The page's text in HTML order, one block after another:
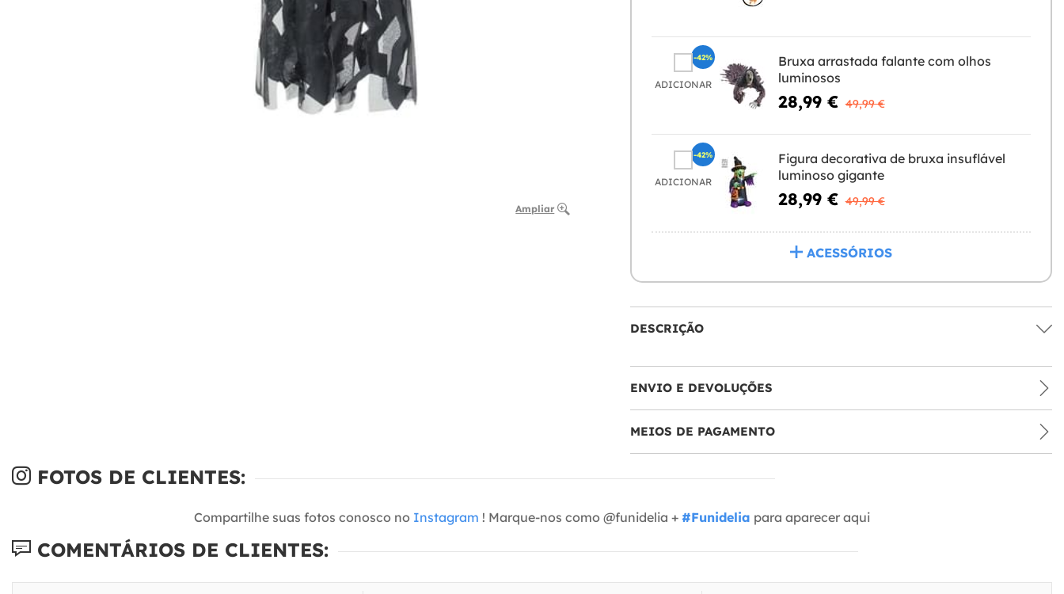
Ampliar
ADICIONAR
Bruxa arrastada falante com olhos
luminosos
28,99 € 49,99 €
-42%
ADICIONAR
Figura decorativa de bruxa insuflável
luminoso gigante
28,99 € 49,99 €
-42%
ACESSÓRIOS
DESCRIÇÃO
ENVIO E DEVOLUÇÕES
MEIOS DE PAGAMENTO
FOTOS DE CLIENTES:
Compartilhe suas fotos conosco no Instagram ! Marque-nos como @funidelia + #Funidelia para aparecer aqui
COMENTÁRIOS DE CLIENTES: